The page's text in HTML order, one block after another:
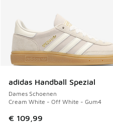
adidas Handball Spezial
Dames Schoenen
Cream White - Off White - Gum4
€ 109,99